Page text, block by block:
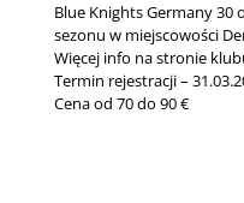
Blue Knights Germany 30
sezonu w miejscowości
Więcej info na stronie
Termin rejestracji –
Cena od 70 do 90 €